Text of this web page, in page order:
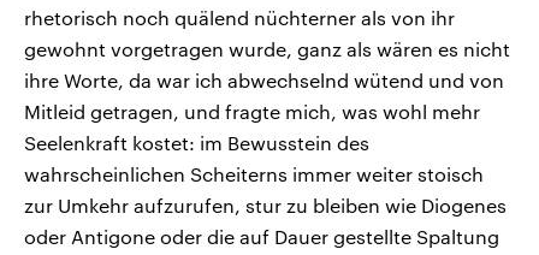
rhetorisch noch quälend nüchterner als von ihr
gewohnt vorgetragen wurde, ganz als wären es nicht
ihre Worte, da war ich abwechselnd wütend und von
Mitleid getragen, und fragte mich, was wohl mehr
Seelenkraft kostet: im Bewusstein des
wahrscheinlichen Scheiterns immer weiter stoisch
zur Umkehr aufzurufen, stur zu bleiben wie Diogenes
oder Antigone oder die auf Dauer gestellte Spaltung